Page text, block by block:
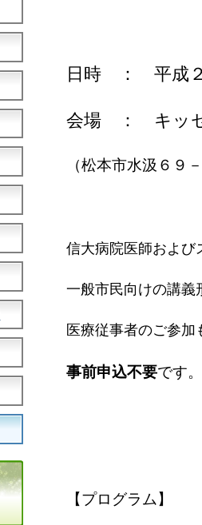
日時 ： 平成２
会場 ： キッ
（松本市水汲６
信大病院医師および
一般市民向けの講義
医療従事者のご参
事前申込不要です。
【プログラム】